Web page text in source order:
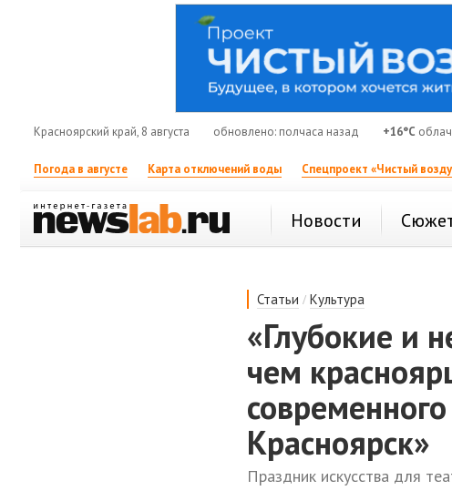
Красноярский край, 8 августа обновлено: полчаса назад +16°C
Погода в августе Карта отключений воды Спецпроект «Чистый
Новости
Статьи /Культура
«Глубокие и
чем
Красноярск»
Праздник искусства для